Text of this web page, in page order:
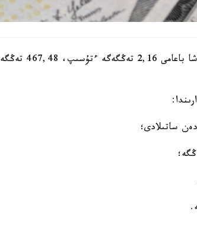
كۇندىزگى ساۋدا-ساتتىق قورىتىندىسى بويىنشا دوللاردىڭ ورتاشا باعامى 2,16 تەڭگەگە ءتۇسىپ، 467,48 تەڭگە